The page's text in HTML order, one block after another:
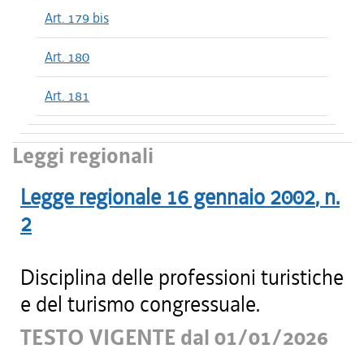
Art. 179 bis
Art. 180
Art. 181
Leggi regionali
Legge regionale 16 gennaio 2002, n.
2
Disciplina delle professioni turistiche
e del turismo congressuale.
TESTO VIGENTE dal 01/01/2026